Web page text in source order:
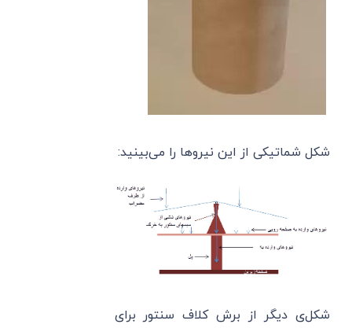
شکل شماتیکی از این نیروها را می‌بینید:
شکل‌ی دیگر از برش کلاف سنتور برای